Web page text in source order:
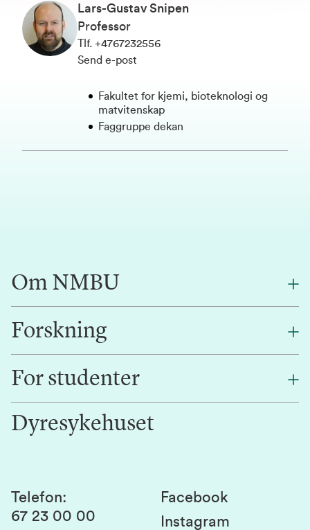
Lars-Gustav Snipen
Professor
Tlf. +4767232556
Send e-post
Fakultet for kjemi, bioteknologi og
matvitenskap
Faggruppe dekan
Om NMBU
Om oss
Alumni
Kontakt oss
Forskning
Forskning
Innovasjon
For studenter
Studentlivet
Studier og emner
Studenttinget
Dyresykehuset
Telefon:
67 23 00 00
Facebook
Instagram